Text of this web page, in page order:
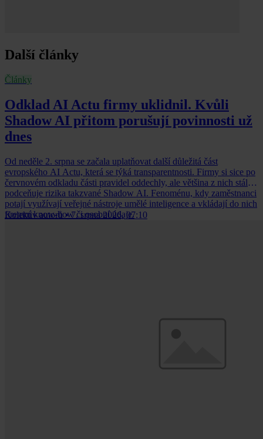
Další články
Články
Odklad AI Actu firmy uklidnil. Kvůli
Shadow AI přitom porušují povinnosti už
dnes
Od neděle 2. srpna se začala uplatňovat další důležitá část
evropského AI Actu, která se týká transparentnosti. Firmy si sice po
červnovém odkladu části pravidel oddechly, ale většina z nich stále
podceňuje rizika takzvané Shadow AI. Fenoménu, kdy zaměstnanci
potají využívají veřejné nástroje umělé inteligence a vkládají do nich
firemní know-how či osobní údaje.
Kolektiv autorů • 7. srpna 2026, 07:10